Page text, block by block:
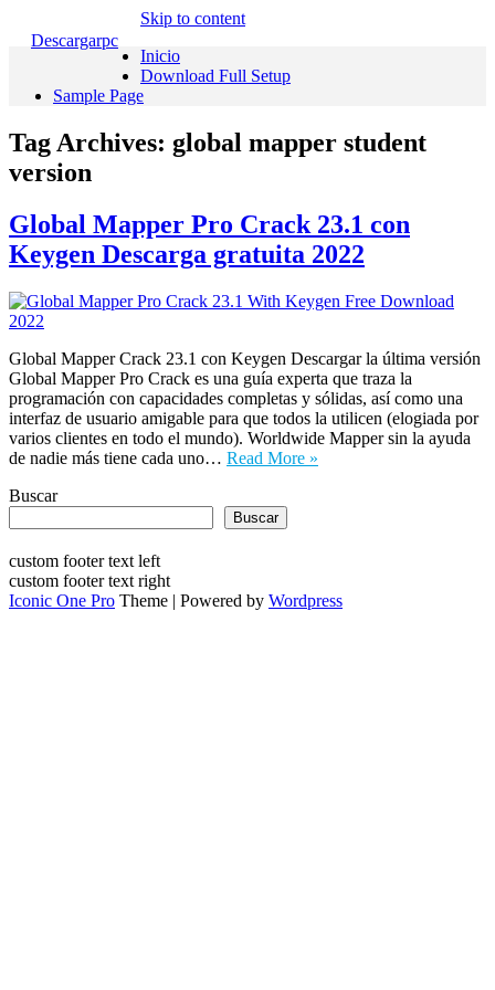
Descargarpc
Skip to content
Inicio
Download Full Setup
Sample Page
Tag Archives: global mapper student
version
Global Mapper Pro Crack 23.1 con
Keygen Descarga gratuita 2022
Global Mapper Crack 23.1 con Keygen Descargar la última versión
Global Mapper Pro Crack es una guía experta que traza la
programación con capacidades completas y sólidas, así como una
interfaz de usuario amigable para que todos la utilicen (elogiada por
varios clientes en todo el mundo). Worldwide Mapper sin la ayuda
de nadie más tiene cada uno… Read More »
Buscar
Buscar
custom footer text left
custom footer text right
Iconic One Pro Theme | Powered by Wordpress